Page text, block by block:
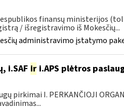
finansų ministerijos
/ išregistravimo iš Mokesčių...
administravimo įstatymo
i.SAF iri.APS plėtros
pirkimai I. PERKANČIOJI